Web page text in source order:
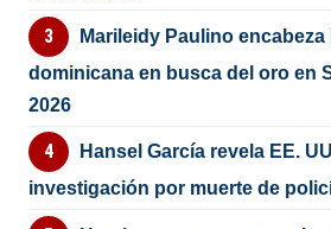
Marileidy Paulino encabeza
dominicana en busca del oro en
2026
Hansel García revela EE.
investigación por muerte de